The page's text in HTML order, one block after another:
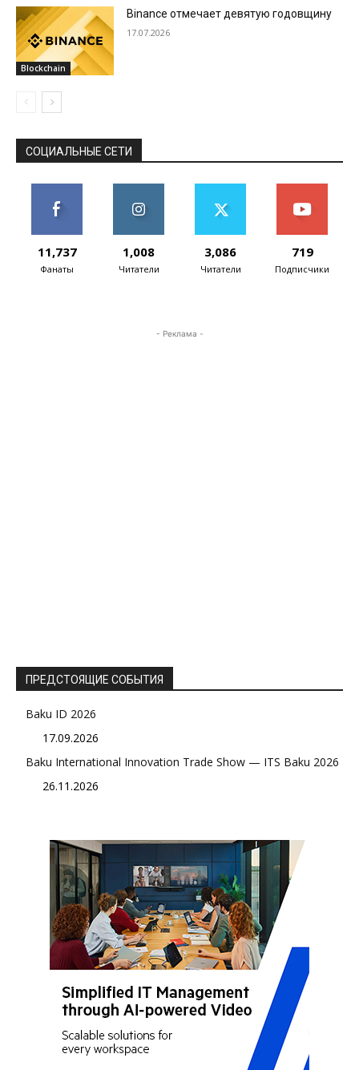
Blockchain
Binance отмечает девятую годовщину
17.07.2026
СОЦИАЛЬНЫЕ СЕТИ
11,737
Фанаты
1,008
Читатели
3,086
Читатели
719
Подписчики
- Реклама -
ПРЕДСТОЯЩИЕ СОБЫТИЯ
Baku ID 2026
17.09.2026
Baku International Innovation Trade Show — ITS Baku 2026
26.11.2026